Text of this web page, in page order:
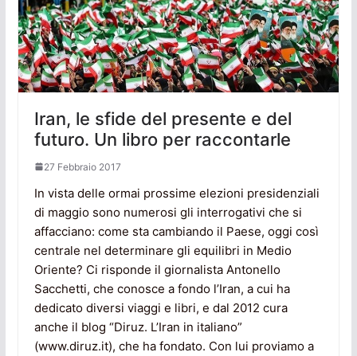
Iran, le sfide del presente e del
futuro. Un libro per raccontarle
27 Febbraio 2017
In vista delle ormai prossime elezioni presidenziali
di maggio sono numerosi gli interrogativi che si
affacciano: come sta cambiando il Paese, oggi così
centrale nel determinare gli equilibri in Medio
Oriente? Ci risponde il giornalista Antonello
Sacchetti, che conosce a fondo l’Iran, a cui ha
dedicato diversi viaggi e libri, e dal 2012 cura
anche il blog “Diruz. L’Iran in italiano”
(www.diruz.it), che ha fondato. Con lui proviamo a